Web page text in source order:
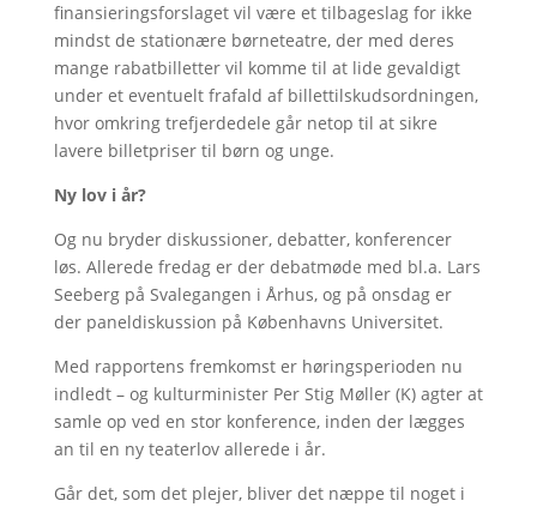
finansieringsforslaget vil være et tilbageslag for ikke
mindst de stationære børneteatre, der med deres
mange rabatbilletter vil komme til at lide gevaldigt
under et eventuelt frafald af billettilskudsordningen,
hvor omkring trefjerdedele går netop til at sikre
lavere billetpriser til børn og unge.
Ny lov i år?
Og nu bryder diskussioner, debatter, konferencer
løs. Allerede fredag er der debatmøde med bl.a. Lars
Seeberg på Svalegangen i Århus, og på onsdag er
der paneldiskussion på Københavns Universitet.
Med rapportens fremkomst er høringsperioden nu
indledt – og kulturminister Per Stig Møller (K) agter at
samle op ved en stor konference, inden der lægges
an til en ny teaterlov allerede i år.
Går det, som det plejer, bliver det næppe til noget i